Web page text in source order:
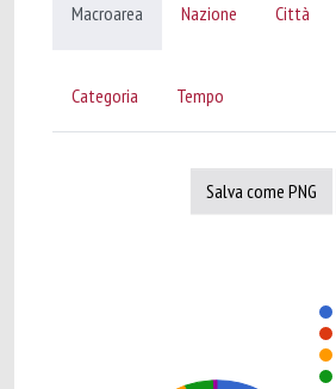
Macroarea Nazione Città
Categoria Tempo
Salva come PNG